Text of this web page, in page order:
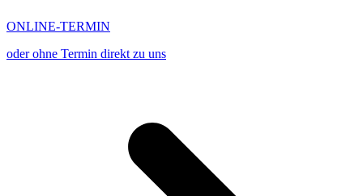
ONLINE-TERMIN
oder ohne Termin direkt zu uns